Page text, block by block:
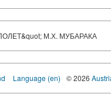
М.Х. МУБАРАКА
Language (en) © 2026